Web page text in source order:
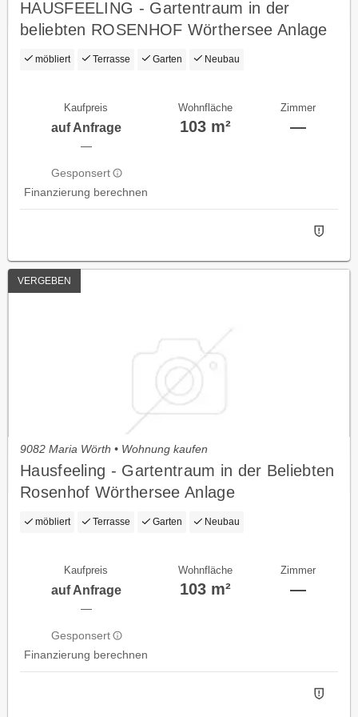
HAUSFEELING - Gartentraum in der
beliebten ROSENHOF Wörthersee Anlage
möbliert Terrasse Garten Neubau
Kaufpreis
auf Anfrage
—
Gesponsert
Finanzierung berechnen
Wohnfläche
103 m²
Zimmer
—
VERGEBEN
9082 Maria Wörth • Wohnung kaufen
Hausfeeling - Gartentraum in der Beliebten
Rosenhof Wörthersee Anlage
möbliert Terrasse Garten Neubau
Kaufpreis
auf Anfrage
—
Gesponsert
Finanzierung berechnen
Wohnfläche
103 m²
Zimmer
—